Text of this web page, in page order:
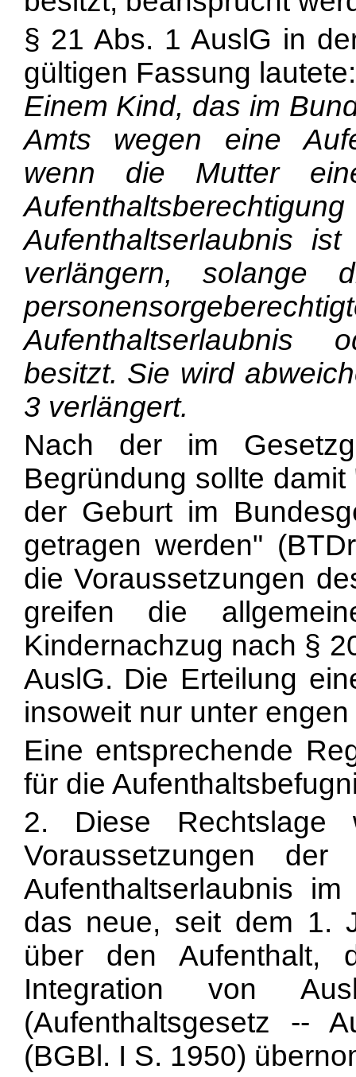
§ 21 Abs. 1 AuslG in
gültigen Fassung lautete:
Einem Kind, das im
Amts wegen eine
wenn die Mutter
Aufenthaltserlaubnis
verlängern,
Aufenthaltserlaubnis
besitzt. Sie wird
3 verlängert.
Nach der im
Begründung sollte
der Geburt im
getragen werden"
die Voraussetzungen
greifen die
Kindernachzug nach §
AuslG. Die Erteilung
insoweit nur unter
Eine entsprechende
für die
2. Diese
Voraussetzungen
Aufenthaltserlaubnis
das neue, seit dem 1.
über den Aufenthalt,
Integration von
(Aufenthaltsgesetz --
(BGBl. I S. 1950)